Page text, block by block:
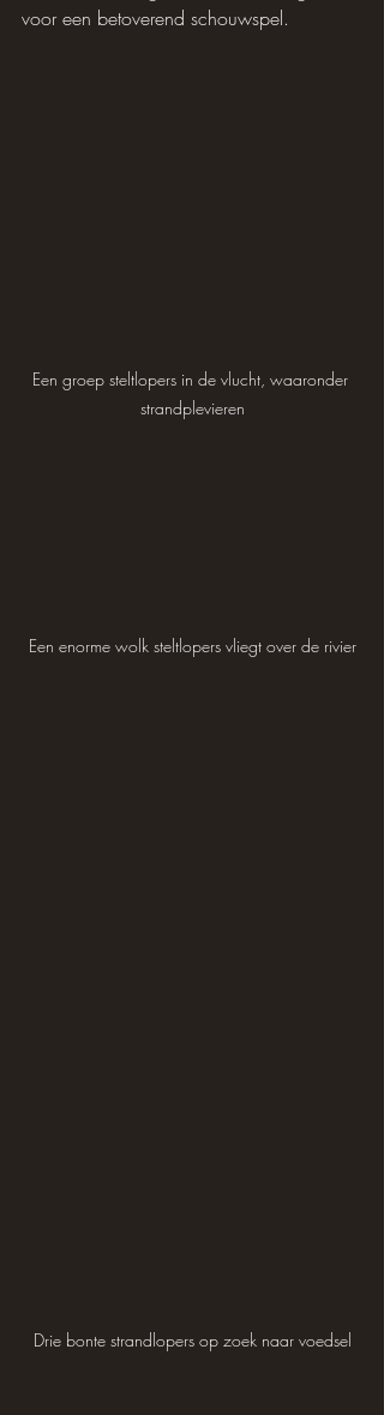
voor een betoverend schouwspel.
Een groep steltlopers in de vlucht, waaronder
strandplevieren
Een enorme wolk steltlopers vliegt over de rivier
Drie bonte strandlopers op zoek naar voedsel